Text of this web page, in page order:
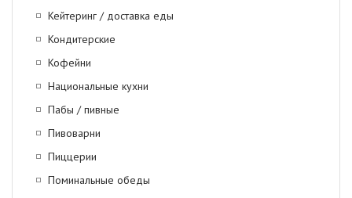
Кейтеринг / доставка еды
Кондитерские
Кофейни
Национальные кухни
Пабы / пивные
Пивоварни
Пиццерии
Поминальные обеды